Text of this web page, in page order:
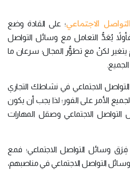
الاجتماعي؛ على القادة وضع
يُعَدُّ التعامل مع وسائل التواصل
يتغير لكنْ مع تطوُّر المجال؛ سرعان ما
الاجتماعي في نشاطك التجاري
الأمر على الفور؛ لذا يجب أن يكون
التواصل الاجتماعي وصقل المهارات
فِرَق وسائل التواصل الاجتماعي؛ فمع
التواصل الاجتماعي في مناصبهم،